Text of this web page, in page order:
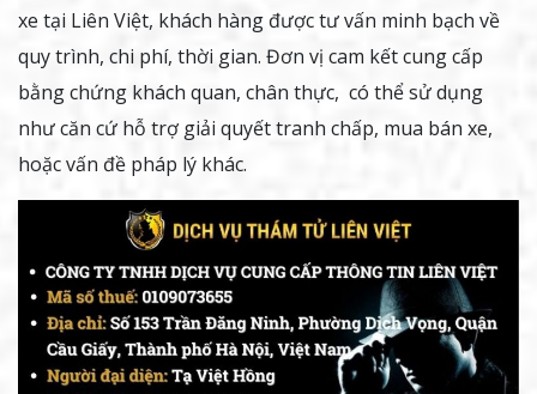
xe tại Liên Việt, khách hàng được tư vấn minh bạch về
quy trình, chi phí, thời gian. Đơn vị cam kết cung cấp
bằng chứng khách quan, chân thực, có thể sử dụng
như căn cứ hỗ trợ giải quyết tranh chấp, mua bán xe,
hoặc vấn đề pháp lý khác.